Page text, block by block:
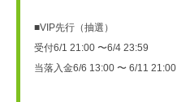
■VIP先行（抽選）
受付6/1 21:00 〜6/4 23:59
当落入金6/6 13:00 〜 6/11 21:00